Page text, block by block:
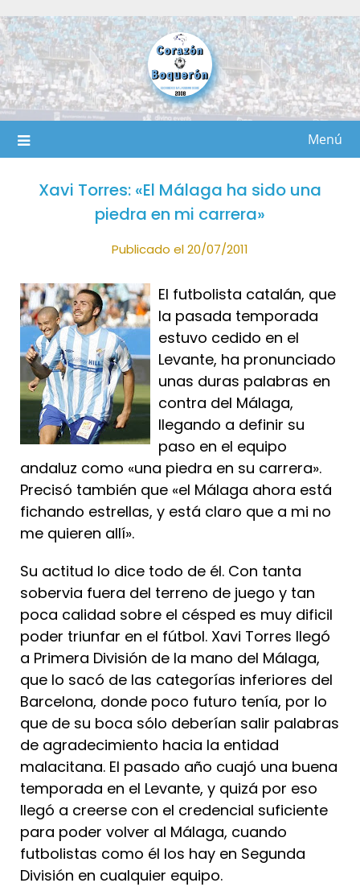
al
contenido
Menú
Xavi Torres: «El Málaga ha sido una
piedra en mi carrera»
Publicado el 20/07/2011
El futbolista catalán, que
la pasada temporada
estuvo cedido en el
Levante, ha pronunciado
unas duras palabras en
contra del Málaga,
llegando a definir su
paso en el equipo
andaluz como «una piedra en su carrera».
Precisó también que «el Málaga ahora está
fichando estrellas, y está claro que a mi no
me quieren allí».
Su actitud lo dice todo de él. Con tanta
sobervia fuera del terreno de juego y tan
poca calidad sobre el césped es muy dificil
poder triunfar en el fútbol. Xavi Torres llegó
a Primera División de la mano del Málaga,
que lo sacó de las categorías inferiores del
Barcelona, donde poco futuro tenía, por lo
que de su boca sólo deberían salir palabras
de agradecimiento hacia la entidad
malacitana. El pasado año cuajó una buena
temporada en el Levante, y quizá por eso
llegó a creerse con el credencial suficiente
para poder volver al Málaga, cuando
futbolistas como él los hay en Segunda
División en cualquier equipo.